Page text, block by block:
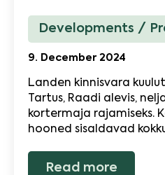
9. December 2024
Developments
Landen kinnisvara
Tartus, Raadi alevis,
kortermaja rajamiseks.
hooned sisaldavad
Read more